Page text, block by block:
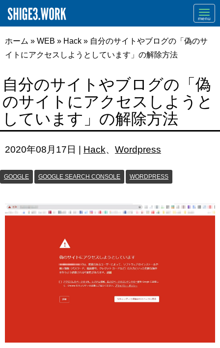
ホーム » WEB » Hack » 自分のサイトやブログの「偽のサ
イトにアクセスしようとしています」の解除方法
自分のサイトやブログの「偽
のサイトにアクセスしようと
しています」の解除方法
2020年08月17日 Hack、 Wordpress
GOOGLE GOOGLE SEARCH CONSOLE WORDPRESS